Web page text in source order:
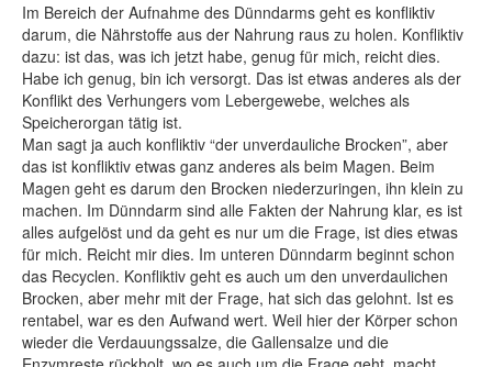
Im Bereich der Aufnahme des Dünndarms geht es konfliktiv
darum, die Nährstoffe aus der Nahrung raus zu holen. Konfliktiv
dazu: ist das, was ich jetzt habe, genug für mich, reicht dies.
Habe ich genug, bin ich versorgt. Das ist etwas anderes als der
Konflikt des Verhungers vom Lebergewebe, welches als
Speicherorgan tätig ist.
Man sagt ja auch konfliktiv “der unverdauliche Brocken”, aber
das ist konfliktiv etwas ganz anderes als beim Magen. Beim
Magen geht es darum den Brocken niederzuringen, ihn klein zu
machen. Im Dünndarm sind alle Fakten der Nahrung klar, es ist
alles aufgelöst und da geht es nur um die Frage, ist dies etwas
für mich. Reicht mir dies. Im unteren Dünndarm beginnt schon
das Recyclen. Konfliktiv geht es auch um den unverdaulichen
Brocken, aber mehr mit der Frage, hat sich das gelohnt. Ist es
rentabel, war es den Aufwand wert. Weil hier der Körper schon
wieder die Verdauungssalze, die Gallensalze und die